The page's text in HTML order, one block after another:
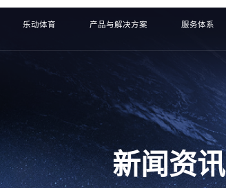
乐动体育 产品与解决方案 服务体系
新闻资讯